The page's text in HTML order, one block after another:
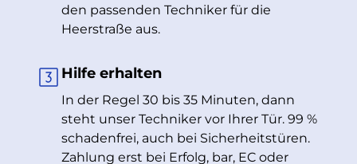
den passenden Techniker für die
Heerstraße aus.
Hilfe erhalten
In der Regel 30 bis 35 Minuten, dann
steht unser Techniker vor Ihrer Tür. 99 %
schadenfrei, auch bei Sicherheitstüren.
Zahlung erst bei Erfolg, bar, EC oder